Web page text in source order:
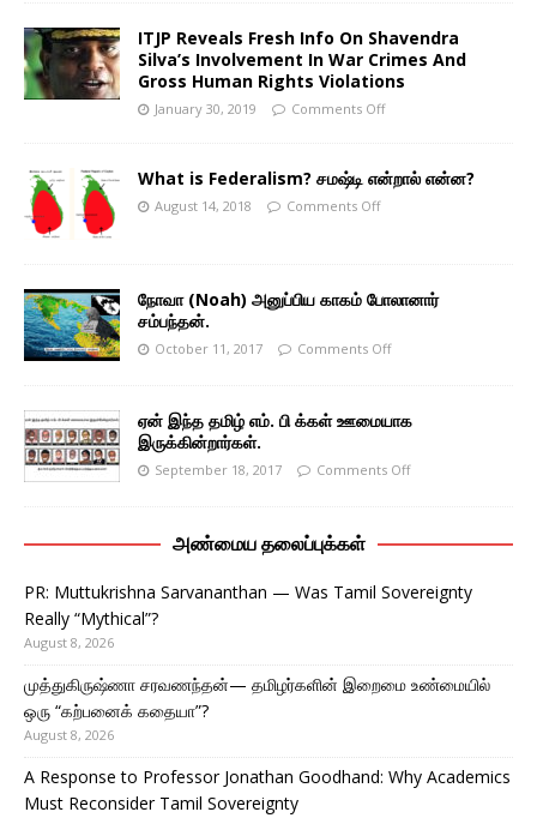
ITJP Reveals Fresh Info On Shavendra
Silva’s Involvement In War Crimes And
Gross Human Rights Violations
January 30, 2019 Comments Off
What is Federalism? சமஷ்டி என்றால் என்ன?
August 14, 2018 Comments Off
நோவா (Noah) அனுப்பிய காகம் போலானார்
சம்பந்தன்.
October 11, 2017 Comments Off
ஏன் இந்த தமிழ் எம். பி க்கள் ஊமையாக
இருக்கின்றார்கள்.
September 18, 2017 Comments Off
அண்மைய தலைப்புக்கள்
PR: Muttukrishna Sarvananthan — Was Tamil Sovereignty
Really “Mythical”?
August 8, 2026
முத்துகிருஷ்ணா சரவணந்தன்— தமிழர்களின் இறைமை உண்மையில்
ஒரு “கற்பனைக் கதையா”?
August 8, 2026
A Response to Professor Jonathan Goodhand: Why Academics
Must Reconsider Tamil Sovereignty